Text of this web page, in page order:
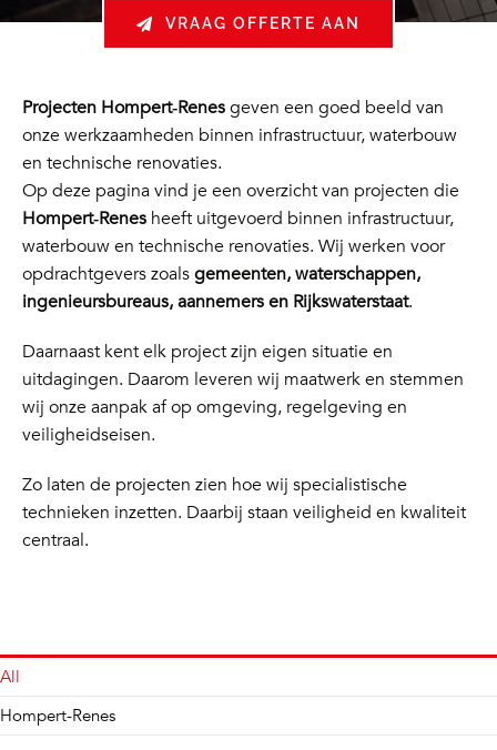
VRAAG OFFERTE AAN
Projecten Hompert‑Renesgeven een goed beeld van
onze werkzaamheden binnen infrastructuur, waterbouw
en technische renovaties.
Op deze pagina vind je een overzicht van projecten die
Hompert‑Renesheeft uitgevoerd binnen infrastructuur,
waterbouw en technische renovaties. Wij werken voor
opdrachtgevers zoalsgemeenten, waterschappen,
ingenieursbureaus, aannemers en Rijkswaterstaat.
Daarnaast kent elk project zijn eigen situatie en
uitdagingen. Daarom leveren wij maatwerk en stemmen
wij onze aanpak af op omgeving, regelgeving en
veiligheidseisen.
Zo laten de projecten zien hoe wij specialistische
technieken inzetten. Daarbij staan veiligheid en kwaliteit
centraal.
All
Hompert-Renes